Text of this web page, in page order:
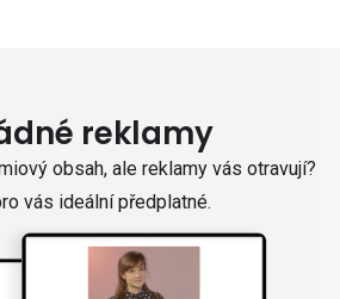
reklamy
obsah, ale reklamy vás otravují?
vás ideální předplatné.